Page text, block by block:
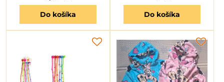
Do košíka Do košíka